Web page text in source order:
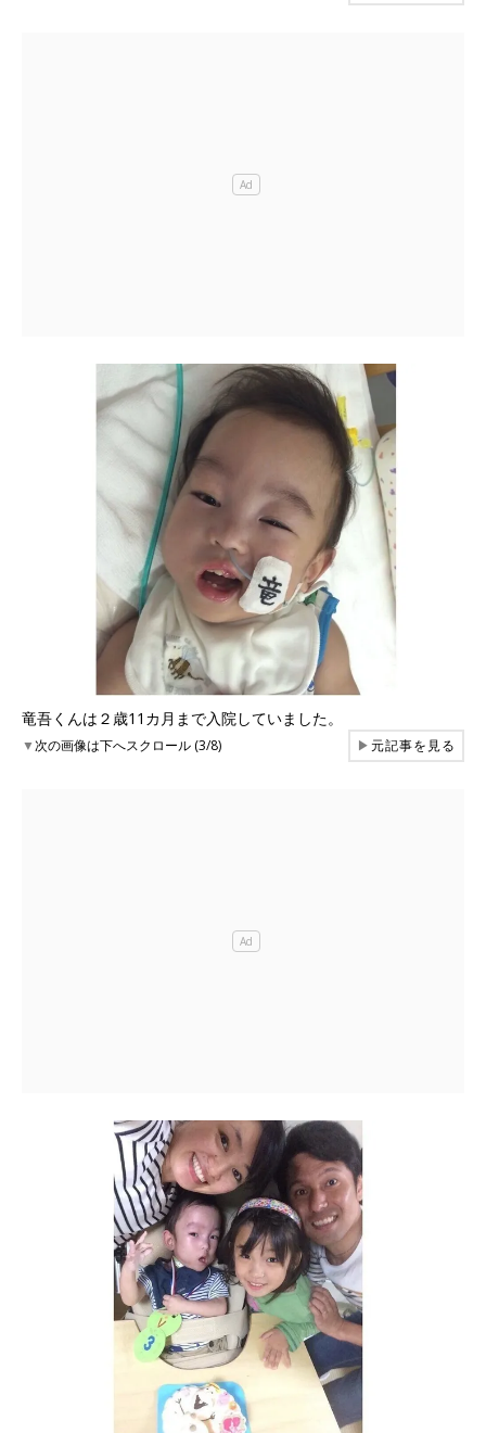
竜吾くんは２歳11カ月まで入院していました。
▼次の画像は下へスクロール (3/8) ▶元記事を見る